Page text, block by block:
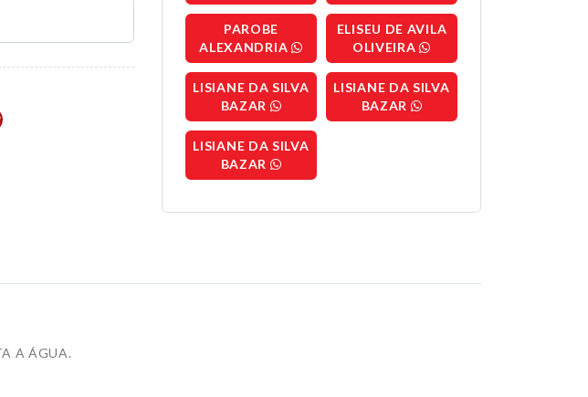
PAROBE
ALEXANDRIA
ELISEU DE AVILA
OLIVEIRA
LISIANE DA SILVA
BAZAR
LISIANE DA SILVA
BAZAR
LISIANE DA SILVA
BAZAR
A ÁGUA.